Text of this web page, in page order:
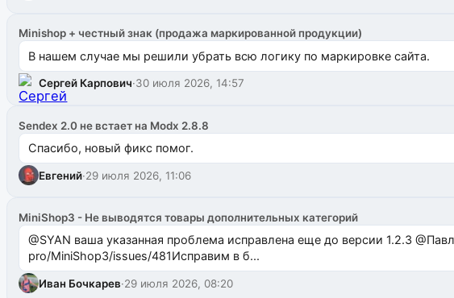
Minishop + честный знак (продажа маркированной продукции)
В нашем случае мы решили убрать всю логику по маркировке сайта.
Сергей Карпович·30 июля 2026, 14:57
Sendex 2.0 не встает на Modx 2.8.8
Спасибо, новый фикс помог.
Евгений·29 июля 2026, 11:06
MiniShop3 - Не выводятся товары дополнительных категорий
@SYAN ваша указанная проблема исправлена еще до версии 1.2.3 @Павлик Мышкин завел: github.com/modx-pro/
pro/MiniShop3/issues/481Исправим в б...
Иван Бочкарев·29 июля 2026, 08:20